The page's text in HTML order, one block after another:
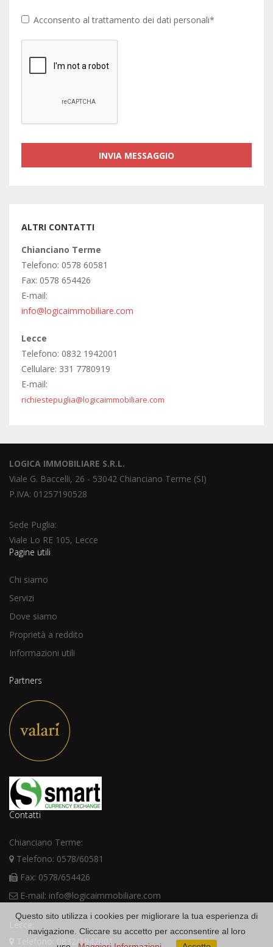
Acconsento al trattamento dei dati personali*
ALTRI CONTATTI
Chianciano Terme
Telefono: 0578 60581
Fax: 0578 654426
E-mail:
info@logicaimmobiliare.com
Lecce
Telefono: 0832 1942001
Cellulare: 331 7780919
E-mail:
richiestepuglia@logicaimmobiliare.com
LOGICA IMMOBILIARE S.R.L.
Viale G. Baccelli, 26 - 53042 Chianciano Terme (SI)
P.IVA: 01257190528
Sede Puglia:
Viale Lo RE 105, Lecce
Pagine utili
Chi siamo
Servizi
Dove siamo
Proprietà a reddito
Informazioni utili
Partners
Contatti
Chianciano Terme:
Telefono: 0578/60581
Fax: 0578/654426
E-mail: info@logicaimmobiliare.com
Telefono: 0832/1942001
Questo sito utilizza i cookies per migliorare la tua esperienza di
navigazione. Cliccare su accetto per acconsentire al loro